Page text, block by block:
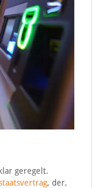
geregelt.
, der,